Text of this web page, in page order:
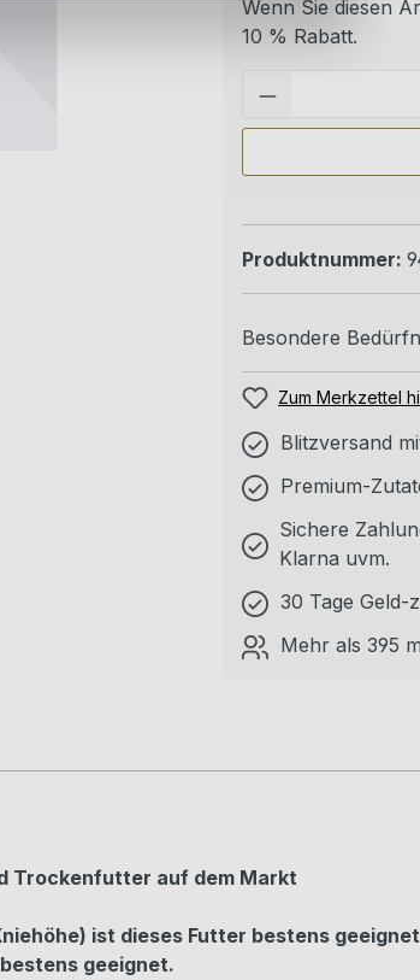
Wenn Sie diesen
10 % Rabatt.
Produktnummer:
Besondere
Zum Merkzettel
Blitzversand
Premium-
Sichere
Klarna uvm.
30 Tage Geld-
Mehr als 395
Trockenfutter auf dem Markt
ist dieses Futter bestens
geeignet.